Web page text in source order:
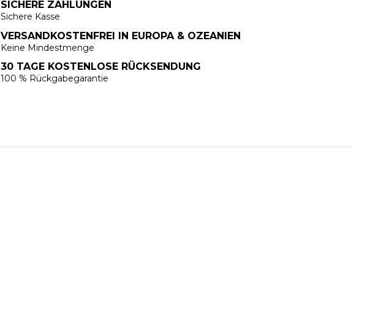
SICHERE ZAHLUNGEN
Sichere Kasse
VERSANDKOSTENFREI IN EUROPA & OZEANIEN
Keine Mindestmenge
30 TAGE KOSTENLOSE RÜCKSENDUNG
100 % Rückgabegarantie